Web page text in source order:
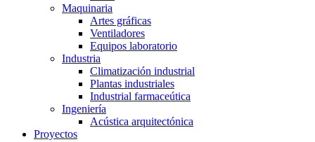
Maquinaria
Artes gráficas
Ventiladores
Equipos laboratorio
Industria
Climatización industrial
Plantas industriales
Industrial farmaceútica
Ingeniería
Acústica arquitectónica
Proyectos